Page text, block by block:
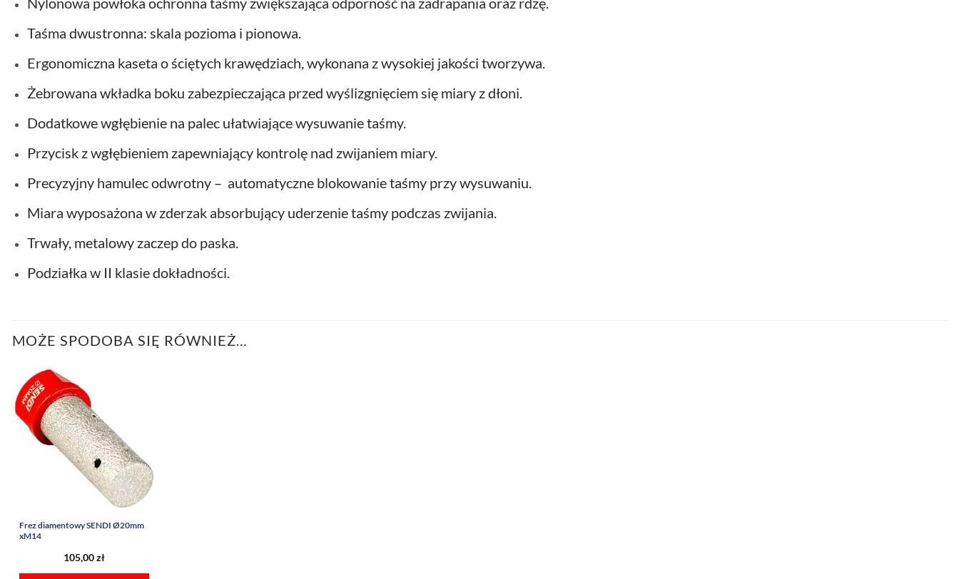
Taśma dwustronna: skala pozioma i pionowa.
Ergonomiczna kaseta o ściętych krawędziach, wykonana z wysokiej jakości tworzywa.
Żebrowana wkładka boku zabezpieczająca przed wyślizgnięciem się miary z dłoni.
Dodatkowe wgłębienie na palec ułatwiające wysuwanie taśmy.
Przycisk z wgłębieniem zapewniający kontrolę nad zwijaniem miary.
Precyzyjny hamulec odwrotny – automatyczne blokowanie taśmy przy wysuwaniu.
Miara wyposażona w zderzak absorbujący uderzenie taśmy podczas zwijania.
Trwały, metalowy zaczep do paska.
Podziałka w II klasie dokładności.
MOŻE SPODOBA SIĘ RÓWNIEŻ…
Frez diamentowy SENDI Ø20mm
xM14
105,00zł